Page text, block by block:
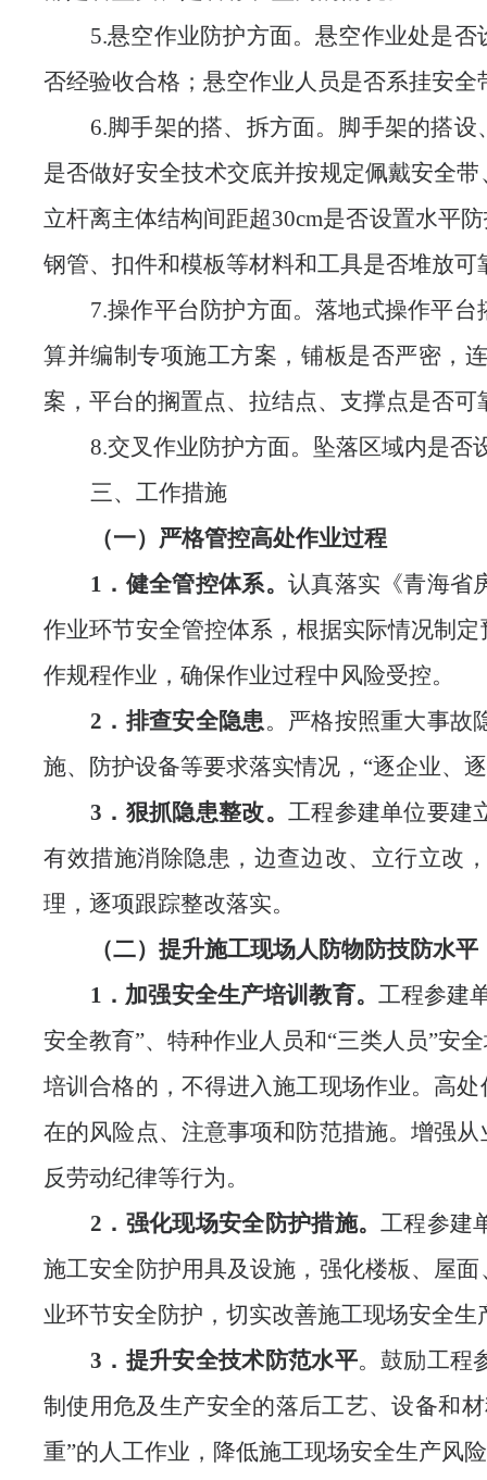
5.悬空作业防护方面。悬空作业处是
否经验收合格；悬空作业人员是否系挂安全
6.脚手架的搭、拆方面。脚手架的搭设
是否做好安全技术交底并按规定佩戴安全
立杆离主体结构间距超30cm是否设置水平
钢管、扣件和模板等材料和工具是否堆放可
7.操作平台防护方面。落地式操作平
算并编制专项施工方案，铺板是否严密，
案，平台的搁置点、拉结点、支撑点是否
8.交叉作业防护方面。坠落区域内是否
三、 工作措施
（一）严格管控高处作业过程
1．健全管控体系。 认真落实 《青海
作业环节安全管控体系， 根据实际情况制定
作规程作业，确保作业过程中风险受控。
2．排查安全隐患。严格按照重大事故
施、防护设备等要求落实情况 ， “逐企业、
3．狠抓隐患整改。 工程参建单位要建
有效措施消除隐患，边查边改、立行立改
理，逐项跟踪整改落实。
（二）提升施工现场人防物防技防水平
1．加强安全生产培训教育。 工程参建
安全教育”、特种作业人员和“三类人员”安
培训合格的，不得进入施工现场作业。 高处
在的风险点、注意事项和防范措施。增强从
反劳动纪律等行为。
2．强化现场安全防护措施。工程参建
施工安全防护用具及设施，强化楼板、屋
业环节安全防护，切实改善施工现场安全生
3．提升安全技术防范水平。鼓励工程
制使用危及生产安全的落后工艺、设备和
重”的人工作业，降低施工现场安全生产风